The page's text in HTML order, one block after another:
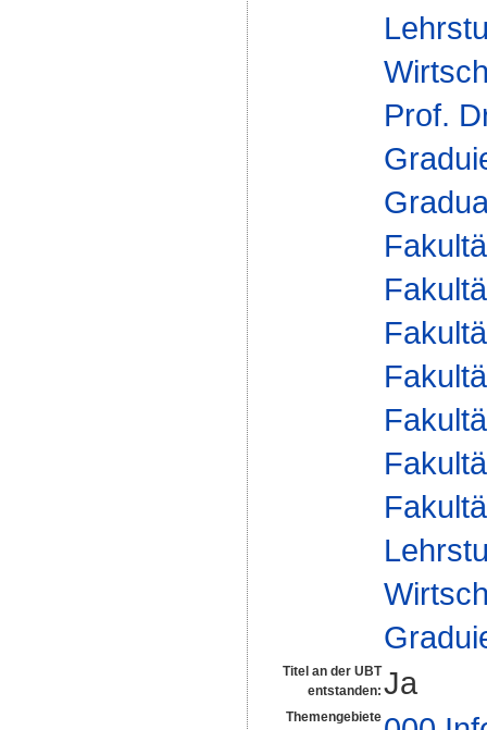
Prof.
Titel an der UBT
entstanden: Ja
Themengebiete